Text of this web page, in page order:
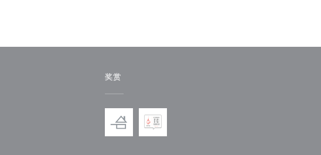
窗口中打开))
((在新窗口中打开))
奖赏